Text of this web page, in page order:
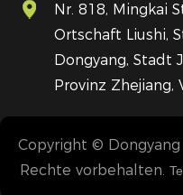
Nr. 818, Mingkai
Ortschaft Liushi,
Dongyang, Stadt
Provinz Zhejiang,
Copyright © Dongyang
Rechte vorbehalten.